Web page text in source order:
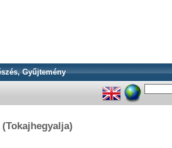
Gyűjtemény